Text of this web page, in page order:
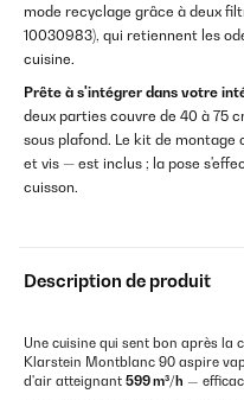
mode recyclage grâce à deux
10030983), qui retiennent les
cuisine.
Prête à s'intégrer dans votre
deux parties couvre de 40 à 75
sous plafond. Le kit de
et vis — est inclus ; la pose
cuisson.
Description de produit
Une cuisine qui sent bon après la
Klarstein Montblanc 90 aspire
d'air atteignant 599 m³/h —